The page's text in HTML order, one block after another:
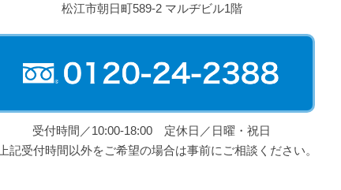
松江市朝日町589-2 マルヂビル1階
受付時間／10:00-18:00 定休日／日曜・祝日
記受付時間以外をご希望の場合は事前にご相談ください。